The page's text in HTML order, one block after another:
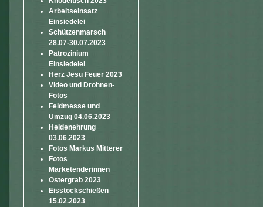
Arbeitseinsatz
Einsiedelei
Schützenmarsch
28.07-30.07.2023
Patrozinium
Einsiedelei
Herz Jesu Feuer 2023
Video und Drohnen-
Fotos
Feldmesse und
Umzug 04.06.2023
Heldenehrung
03.06.2023
Fotos Markus Mitterer
Fotos
Marketenderinnen
Ostergrab 2023
Eisstockschießen
15.02.2023